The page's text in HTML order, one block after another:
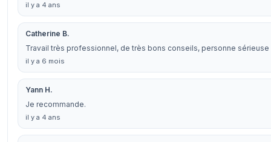
il y a 4 ans
Catherine B.
Travail très professionnel, de très bons conseils, personne
il y a 6 mois
Yann H.
Je recommande.
il y a 4 ans